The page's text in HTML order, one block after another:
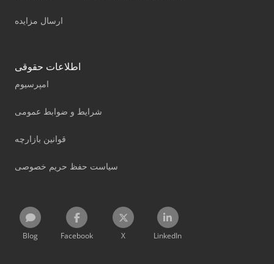
ارسال مزایده
اطلاعات حقوقی
امپرسیوم
شرایط و ضوابط عمومی
قوانین بازارچه
سیاست حفظ حریم خصوصی
Blog Facebook X LinkedIn